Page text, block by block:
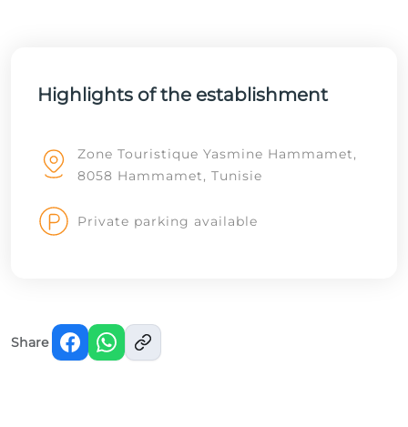
Highlights of the establishment
Zone Touristique Yasmine Hammamet,
8058 Hammamet, Tunisie
Private parking available
Share